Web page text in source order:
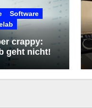
Software
crappy:
geht nicht!